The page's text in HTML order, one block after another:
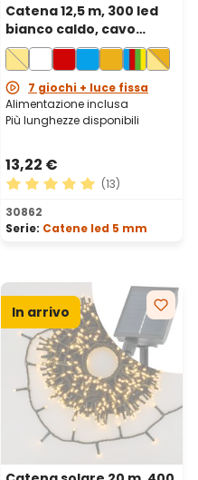
stelle
Catena 12,5 m, 300 led
bianco caldo, cavo
verde
7 giochi + luce fissa
Alimentazione inclusa
Più lunghezze disponibili
13,22 €
Valutazione media di 5 su
(13)
30862
Serie: Catene led 5 mm
In arrivo